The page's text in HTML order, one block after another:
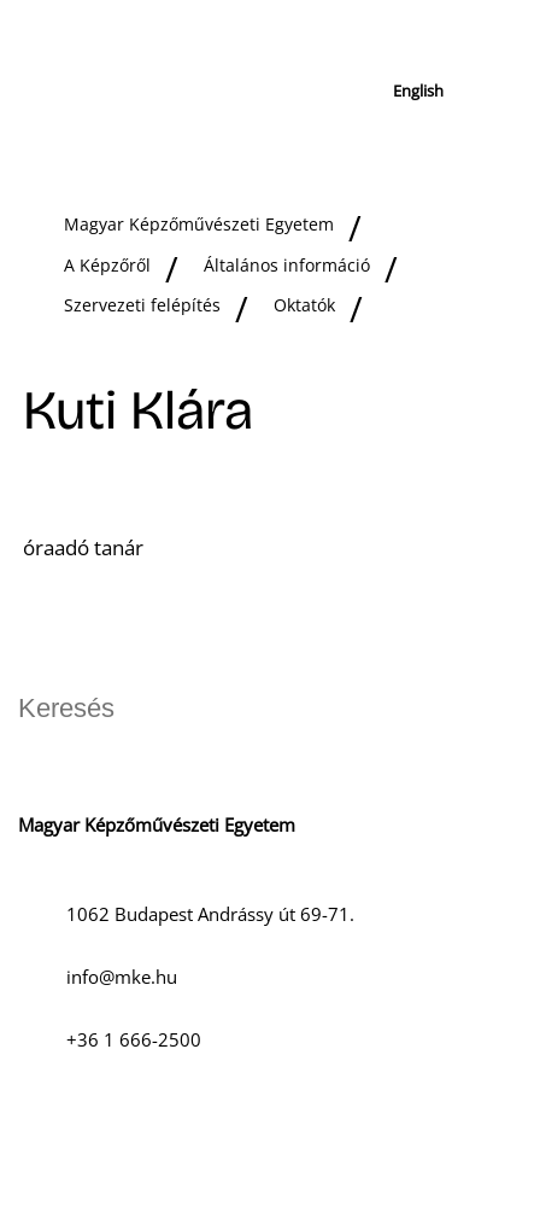
English
Magyar Képzőművészeti Egyetem
A Képzőről
Általános információ
Szervezeti felépítés
Oktatók
Kuti Klára
óraadó tanár
Magyar Képzőművészeti Egyetem
1062 Budapest Andrássy út 69-71.
info@mke.hu
+36 1 666-2500